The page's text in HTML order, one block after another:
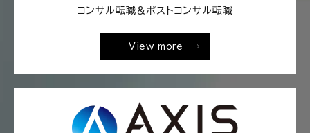
コンサル転職＆ポストコンサル転職
View more